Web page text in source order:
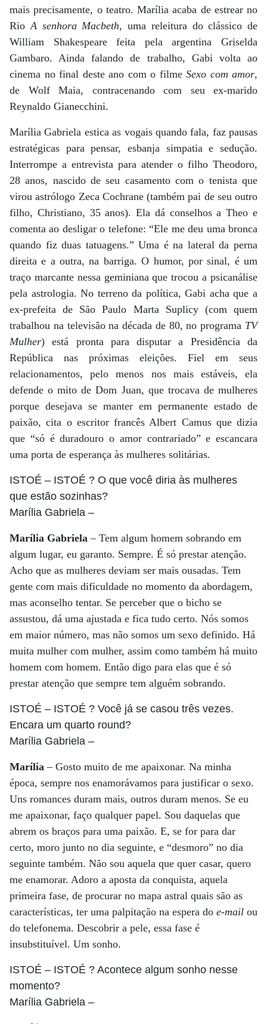
mais precisamente, o teatro. Marília acaba de estrear no
RioA senhora Macbeth, uma releitura do clássico de
William Shakespeare feita pela argentina Griselda
Gambaro. Ainda falando de trabalho, Gabi volta ao
cinema no final deste ano com o filme Sexo com amor,
de Wolf Maia, contracenando com seu ex-marido
Reynaldo Gianecchini.
Marília Gabriela estica as vogais quando fala, faz pausas
estratégicas para pensar, esbanja simpatia e sedução.
Interrompe a entrevista para atender o filho Theodoro,
28 anos, nascido de seu casamento com o tenista que
virou astrólogo Zeca Cochrane (também pai de seu outro
filho, Christiano, 35 anos). Ela dá conselhos a Theo e
comenta ao desligar o telefone: “Ele me deu uma bronca
quando fiz duas tatuagens.” Uma é na lateral da perna
direita e a outra, na barriga. O humor, por sinal, é um
traço marcante nessa geminiana que trocou a psicanálise
pela astrologia. No terreno da política, Gabi acha que a
ex-prefeita de São Paulo Marta Suplicy (com quem
trabalhou na televisão na década de 80, no programa TV
Mulher) está pronta para disputar a Presidência da
República nas próximas eleições. Fiel em seus
relacionamentos, pelo menos nos mais estáveis, ela
defende o mito de Dom Juan, que trocava de mulheres
porque desejava se manter em permanente estado de
paixão, cita o escritor francês Albert Camus que dizia
que “só é duradouro o amor contrariado” e escancara
uma porta de esperança às mulheres solitárias.
ISTOÉ – ISTOÉ ? O que você diria às mulheres
que estão sozinhas?
Marília Gabriela –
Marília Gabriela – Tem algum homem sobrando em
algum lugar, eu garanto. Sempre. É só prestar atenção.
Acho que as mulheres deviam ser mais ousadas. Tem
gente com mais dificuldade no momento da abordagem,
mas aconselho tentar. Se perceber que o bicho se
assustou, dá uma ajustada e fica tudo certo. Nós somos
em maior número, mas não somos um sexo definido. Há
muita mulher com mulher, assim como também há muito
homem com homem. Então digo para elas que é só
prestar atenção que sempre tem alguém sobrando.
ISTOÉ – ISTOÉ ? Você já se casou três vezes.
Encara um quarto round?
Marília Gabriela –
Marília – Gosto muito de me apaixonar. Na minha
época, sempre nos enamorávamos para justificar o sexo.
Uns romances duram mais, outros duram menos. Se eu
me apaixonar, faço qualquer papel. Sou daquelas que
abrem os braços para uma paixão. E, se for para dar
certo, moro junto no dia seguinte, e “desmoro” no dia
seguinte também. Não sou aquela que quer casar, quero
me enamorar. Adoro a aposta da conquista, aquela
primeira fase, de procurar no mapa astral quais são as
características, ter uma palpitação na espera do e-mail ou
do telefonema. Descobrir a pele, essa fase é
insubstituível. Um sonho.
ISTOÉ – ISTOÉ ? Acontece algum sonho nesse
momento?
Marília Gabriela –